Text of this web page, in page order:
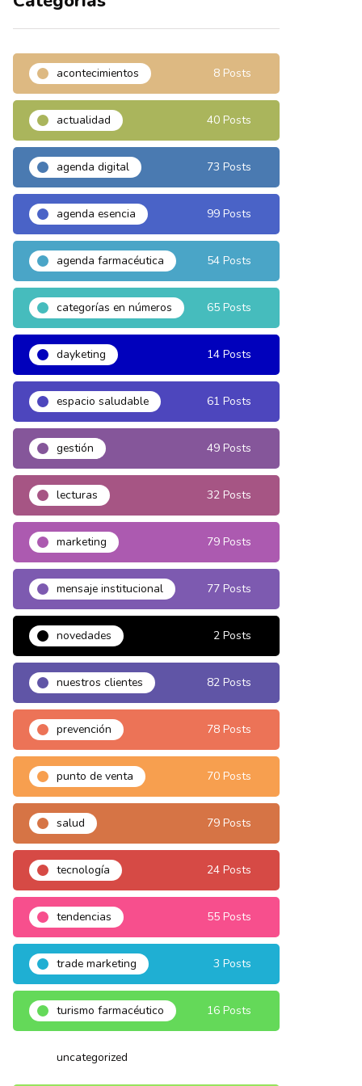
acontecimientos 8 Posts
actualidad 40 Posts
agenda digital 73 Posts
agenda esencia 99 Posts
agenda farmacéutica 54 Posts
categorías en números 65 Posts
dayketing 14 Posts
espacio saludable 61 Posts
gestión 49 Posts
lecturas 32 Posts
marketing 79 Posts
mensaje institucional 77 Posts
novedades 2 Posts
nuestros clientes 82 Posts
prevención 78 Posts
punto de venta 70 Posts
salud 79 Posts
tecnología 24 Posts
tendencias 55 Posts
trade marketing 3 Posts
turismo farmacéutico 16 Posts
uncategorized